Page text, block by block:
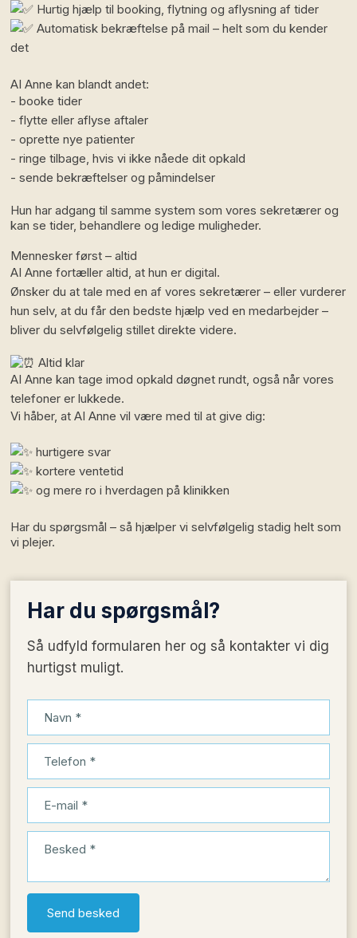
Hurtig hjælp til booking, flytning og aflysning af tider
Automatisk bekræftelse på mail – helt som du kender
det
AI Anne kan blandt andet:
- booke tider
- flytte eller aflyse aftaler
- oprette nye patienter
- ringe tilbage, hvis vi ikke nåede dit opkald
- sende bekræftelser og påmindelser
​Hun har adgang til samme system som vores sekretærer og
kan se tider, behandlere og ledige muligheder.
Mennesker først – altid
AI Anne fortæller altid, at hun er digital.
Ønsker du at tale med en af vores sekretærer – eller vurderer
hun selv, at du får den bedste hjælp ved en medarbejder –
bliver du selvfølgelig stillet direkte videre.
Altid klar
AI Anne kan tage imod opkald døgnet rundt, også når vores
telefoner er lukkede.
Vi håber, at AI Anne vil være med til at give dig:
hurtigere svar
kortere ventetid
og mere ro i hverdagen på klinikken
Har du spørgsmål – så hjælper vi selvfølgelig stadig helt som
vi plejer.
Har du spørgsmål?
Så udfyld formularen her og så kontakter vi dig
hurtigst muligt.